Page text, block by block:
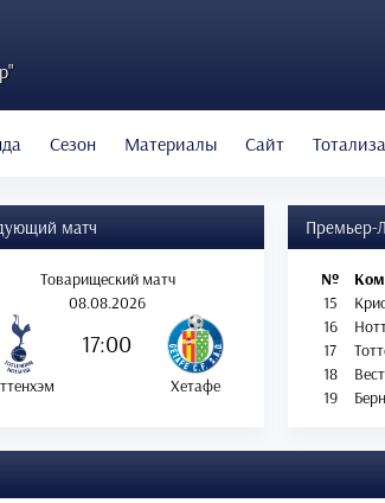
Сезон Материалы Сайт
матч
Товарищеский матч
08.08.2026
17:00
Хетафе
Премьер-
№
15
16
17
18
19